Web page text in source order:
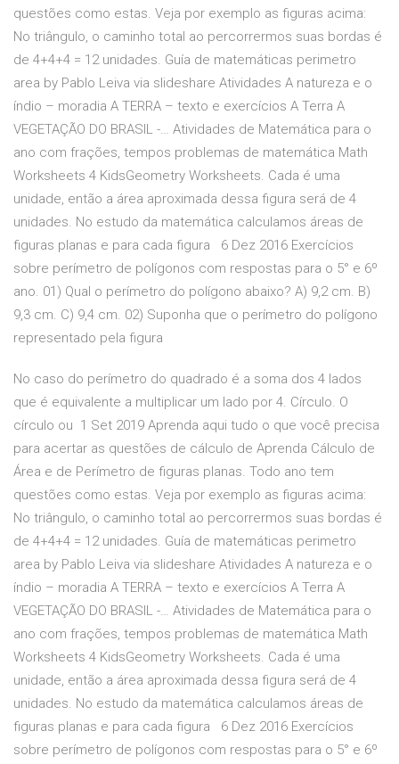
questões como estas. Veja por exemplo as figuras acima:
No triângulo, o caminho total ao percorrermos suas bordas é
de 4+4+4 = 12 unidades. Guía de matemáticas perimetro
area by Pablo Leiva via slideshare Atividades A natureza e o
índio – moradia A TERRA – texto e exercícios A Terra A
VEGETAÇÃO DO BRASIL -… Atividades de Matemática para o
ano com frações, tempos problemas de matemática Math
Worksheets 4 KidsGeometry Worksheets. Cada é uma
unidade, então a área aproximada dessa figura será de 4
unidades. No estudo da matemática calculamos áreas de
figuras planas e para cada figura 6 Dez 2016 Exercícios
sobre perímetro de polígonos com respostas para o 5° e 6º
ano. 01) Qual o perímetro do polígono abaixo? A) 9,2 cm. B)
9,3 cm. C) 9,4 cm. 02) Suponha que o perímetro do polígono
representado pela figura
No caso do perímetro do quadrado é a soma dos 4 lados
que é equivalente a multiplicar um lado por 4. Círculo. O
círculo ou 1 Set 2019 Aprenda aqui tudo o que você precisa
para acertar as questões de cálculo de Aprenda Cálculo de
Área e de Perímetro de figuras planas. Todo ano tem
questões como estas. Veja por exemplo as figuras acima:
No triângulo, o caminho total ao percorrermos suas bordas é
de 4+4+4 = 12 unidades. Guía de matemáticas perimetro
area by Pablo Leiva via slideshare Atividades A natureza e o
índio – moradia A TERRA – texto e exercícios A Terra A
VEGETAÇÃO DO BRASIL -… Atividades de Matemática para o
ano com frações, tempos problemas de matemática Math
Worksheets 4 KidsGeometry Worksheets. Cada é uma
unidade, então a área aproximada dessa figura será de 4
unidades. No estudo da matemática calculamos áreas de
figuras planas e para cada figura 6 Dez 2016 Exercícios
sobre perímetro de polígonos com respostas para o 5° e 6º